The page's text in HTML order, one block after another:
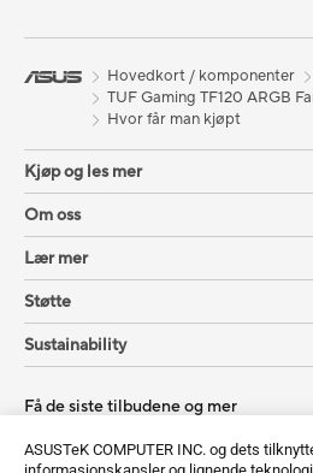
ASUSTeK COMPUTER INC. og dets
Hovedkort / komponenter
TUF Gaming TF120 ARGB
Hvor får man kjøpt
Kjøp og les mer
Om oss
Lær mer
Støtte
Sustainability
Få de siste tilbudene og mer